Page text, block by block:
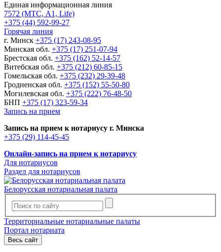
Единая информационная линия
7572 (МТС, A1, Life)
+375 (44) 592-99-27
Горячая линия
г. Минск +375 (17) 243-08-95
Минская обл. +375 (17) 251-07-94
Брестская обл. +375 (162) 52-14-57
Витебская обл. +375 (212) 60-85-15
Гомельская обл. +375 (232) 29-39-48
Гродненская обл. +375 (152) 55-50-80
Могилевская обл. +375 (222) 76-48-50
БНП +375 (17) 323-59-34
Запись на прием
Запись на прием к нотариусу г. Минска
+375 (29) 114-45-45
Онлайн-запись на прием к нотариусу
Для нотариусов
Раздел для нотариусов
Белорусская нотариальная палата
Территориальные нотариальные палаты
Портал нотариата
Весь сайт